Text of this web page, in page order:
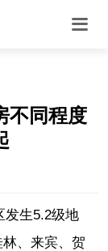
一带一路
不同程度
发生5.2级地
、来宾、贺